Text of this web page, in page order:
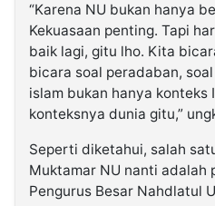
“Karena NU bukan hanya
Kekuasaan penting. Tapi
baik lagi, gitu lho. Kita
bicara soal peradaban,
islam bukan hanya konteks
konteksnya dunia gitu,”
Seperti diketahui, salah
Muktamar NU nanti adalah
Pengurus Besar Nahdlatul